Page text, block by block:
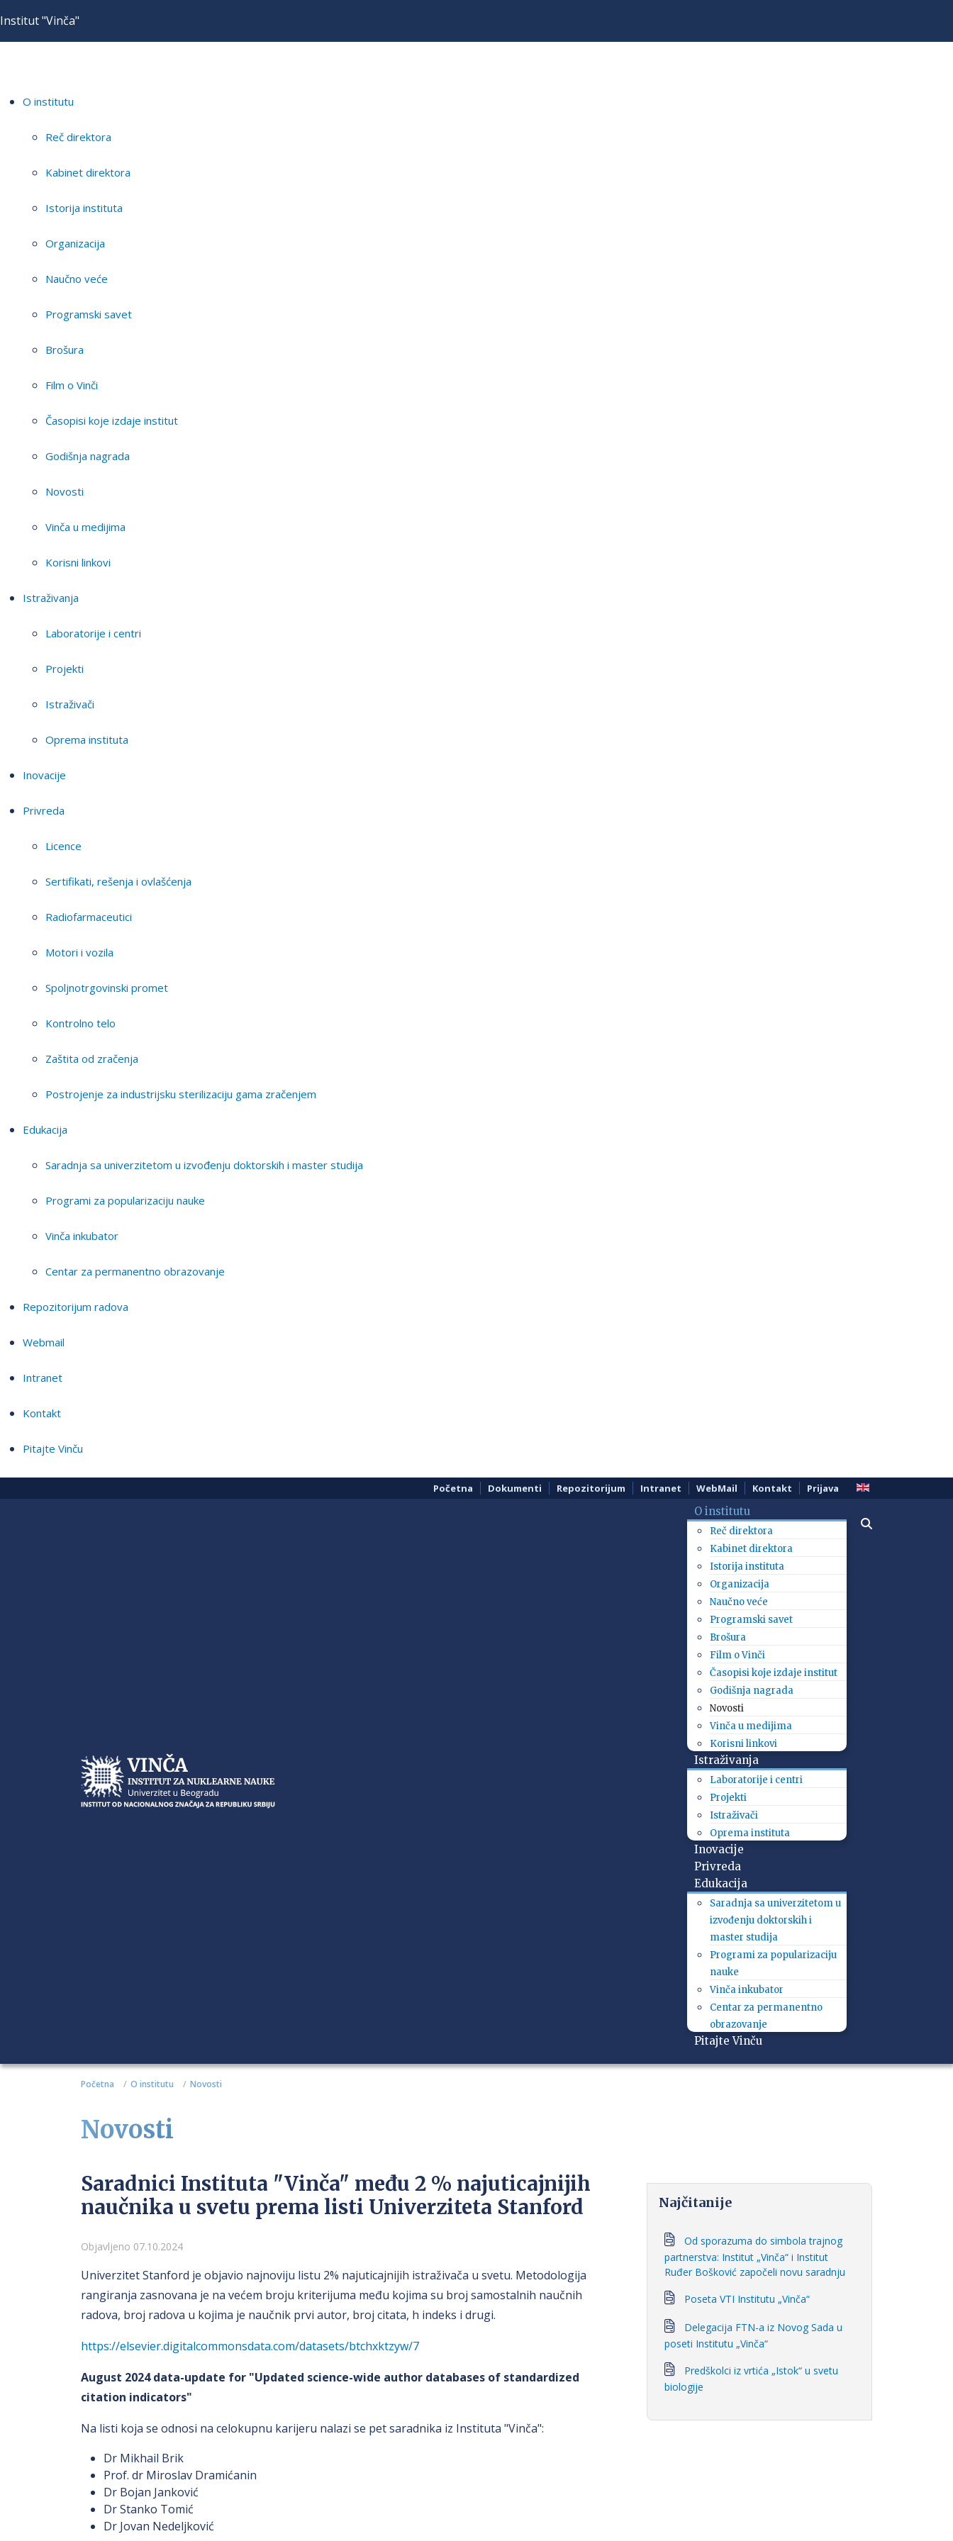
Institut "Vinča"
O institutu
Reč direktora
Kabinet direktora
Istorija instituta
Organizacija
Naučno veće
Programski savet
Brošura
Film o Vinči
Časopisi koje izdaje institut
Godišnja nagrada
Novosti
Vinča u medijima
Korisni linkovi
Istraživanja
Laboratorije i centri
Projekti
Istraživači
Oprema instituta
Inovacije
Privreda
Licence
Sertifikati, rešenja i ovlašćenja
Radiofarmaceutici
Motori i vozila
Spoljnotrgovinski promet
Kontrolno telo
Zaštita od zračenja
Postrojenje za industrijsku sterilizaciju gama zračenjem
Edukacija
Saradnja sa univerzitetom u izvođenju doktorskih i master studija
Programi za popularizaciju nauke
Vinča inkubator
Centar za permanentno obrazovanje
Repozitorijum radova
Webmail
Intranet
Kontakt
Pitajte Vinču
Početna Dokumenti Repozitorijum Intranet WebMail Kontakt Prijava
O institutu
Reč direktora
Kabinet direktora
Istorija instituta
Organizacija
Naučno veće
Programski savet
Brošura
Film o Vinči
Časopisi koje izdaje institut
Godišnja nagrada
Novosti
Vinča u medijima
Korisni linkovi
Istraživanja
Laboratorije i centri
Projekti
Istraživači
Oprema instituta
Inovacije
Privreda
Edukacija
Saradnja sa univerzitetom u
izvođenju doktorskih i
master studija
Programi za popularizaciju
nauke
Vinča inkubator
Centar za permanentno
obrazovanje
Pitajte Vinču
Početna O institutu Novosti
Novosti
Saradnici Instituta "Vinča" među 2 % najuticajnijih
naučnika u svetu prema listi Univerziteta Stanford
Detalji
Objavljeno 07.10.2024
Univerzitet Stanford je objavio najnoviju listu 2% najuticajnijih istraživača u svetu. Metodologija
rangiranja zasnovana je na većem broju kriterijuma među kojima su broj samostalnih naučnih
radova, broj radova u kojima je naučnik prvi autor, broj citata, h indeks i drugi.
https://elsevier.digitalcommonsdata.com/datasets/btchxktzyw/7
August 2024 data-update for "Updated science-wide author databases of standardized
citation indicators"
Na listi koja se odnosi na celokupnu karijeru nalazi se pet saradnika iz Instituta "Vinča":
Dr Mikhail Brik
Prof. dr Miroslav Dramićanin
Dr Bojan Janković
Dr Stanko Tomić
Dr Jovan Nedeljković
Najčitanije
Od sporazuma do simbola trajnog
partnerstva: Institut „Vinča“ i Institut
Ruđer Bošković započeli novu saradnju
Poseta VTI Institutu „Vinča“
Delegacija FTN-a iz Novog Sada u
poseti Institutu „Vinča“
Predškolci iz vrtića „Istok“ u svetu
biologije